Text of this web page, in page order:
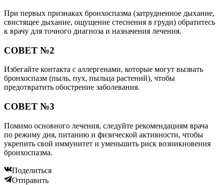
При первых признаках бронхоспазма (затрудненное дыхание,
свистящее дыхание, ощущение стеснения в груди) обратитесь
к врачу для точного диагноза и назначения лечения.
СОВЕТ №2
Избегайте контакта с аллергенами, которые могут вызвать
бронхоспазм (пыль, пух, пыльца растений), чтобы
предотвратить обострение заболевания.
СОВЕТ №3
Помимо основного лечения, следуйте рекомендациям врача
по режиму дня, питанию и физической активности, чтобы
укрепить свой иммунитет и уменьшить риск возникновения
бронхоспазма.
Поделиться
Отправить